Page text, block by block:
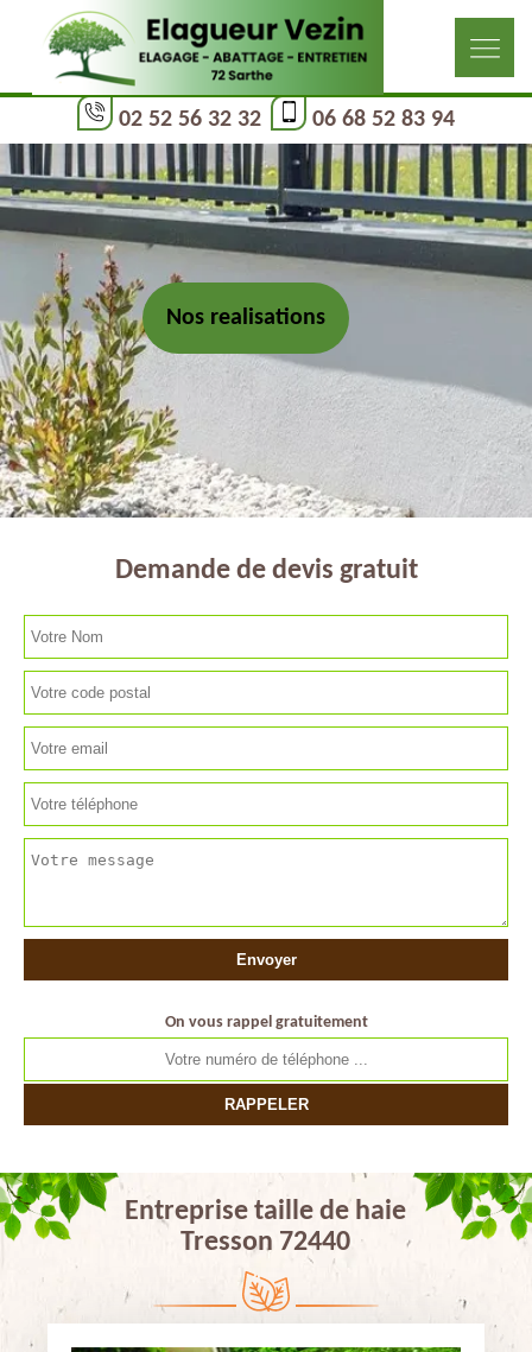
02 52 56 32 32 06 68 52 83 94
Nos realisations
Demande de devis gratuit
On vous rappel gratuitement
Entreprise taille de haie
Tresson 72440